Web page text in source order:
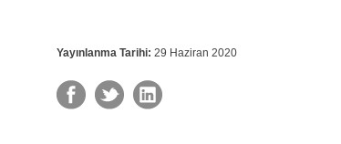
Yayınlanma Tarihi: 29 Haziran 2020